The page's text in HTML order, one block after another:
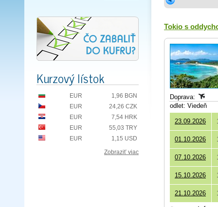
Tokio s
Doprava:
odlet: Viedeň
23.09.2026
01.10.2026
07.10.2026
15.10.2026
21.10.2026
Kurzový lístok
EUR
1,96 BGN
EUR
24,26 CZK
EUR
7,54 HRK
EUR
55,03 TRY
EUR
1,15 USD
Zobraziť viac